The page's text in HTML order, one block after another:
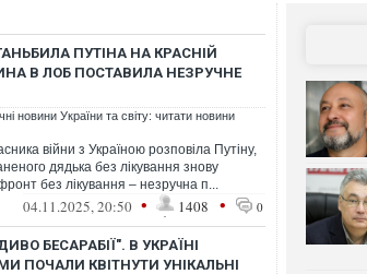
ПУТІНА НА КРАСНІЙ
В ЛОБ ПОСТАВИЛА НЕЗРУЧНЕ
новини України та світу: читати новини
війни з Україною розповіла Путіну,
дядька без лікування знову
без лікування – незручна п...
04.11.2025, 20:50 • 1408 • 0
БЕСАРАБІЇ". В УКРАЇНІ
ПОЧАЛИ КВІТНУТИ УНІКАЛЬНІ